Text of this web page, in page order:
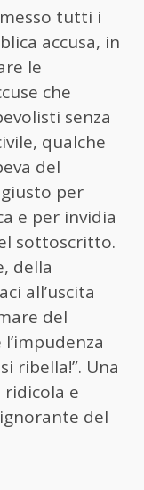
tutti i
accusa, in
le
che
senza
qualche
del
per
e per invidia
sottoscritto.
della
all’uscita
del
ribella!”. Una
e
del